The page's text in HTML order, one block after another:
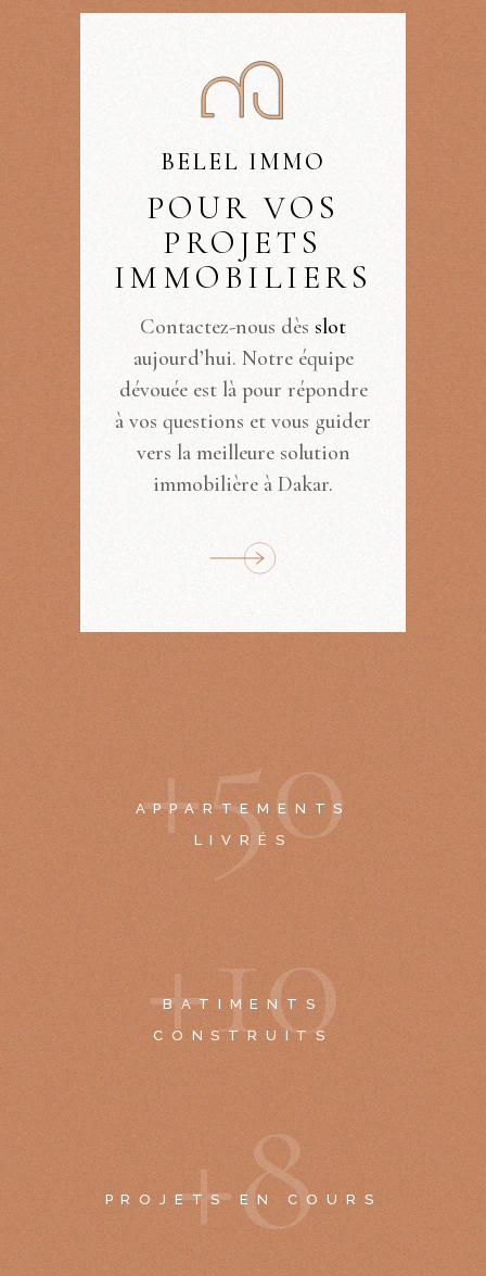
BELEL IMMO
POUR VOS
PROJETS
IMMOBILIERS
Contactez-nous dès slot
aujourd’hui. Notre équipe
dévouée est là pour répondre
à vos questions et vous guider
vers la meilleure solution
immobilière à Dakar.
+50
APPARTEMENTS
LIVRÉS
+10
BATIMENTS
CONSTRUITS
+8
PROJETS EN COURS